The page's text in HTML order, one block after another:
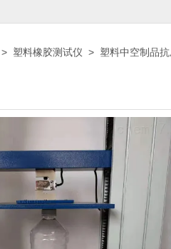
> 塑料橡胶测试仪 > 塑料中空制品